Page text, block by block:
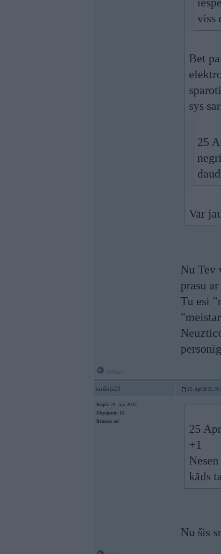
viss
Bet
sys
25
Var
Nu Tev
prasu
Tu esi
tankijs23 25. Apr 2025,
Kopš: 24. Apr 2025
Ziņojumi: 16
Braucu ar:
25
+1
kāds
Nu šis